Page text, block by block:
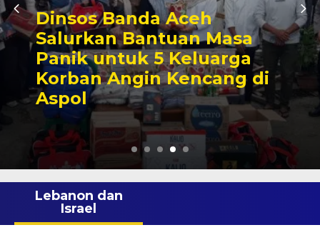
Koperasi Tinta Emas Aceh
Gelar RAT, Azhari S.Sos
Gantikan Nurdinsyam
Pimpin 2023-2028
Lebanon dan
Israel